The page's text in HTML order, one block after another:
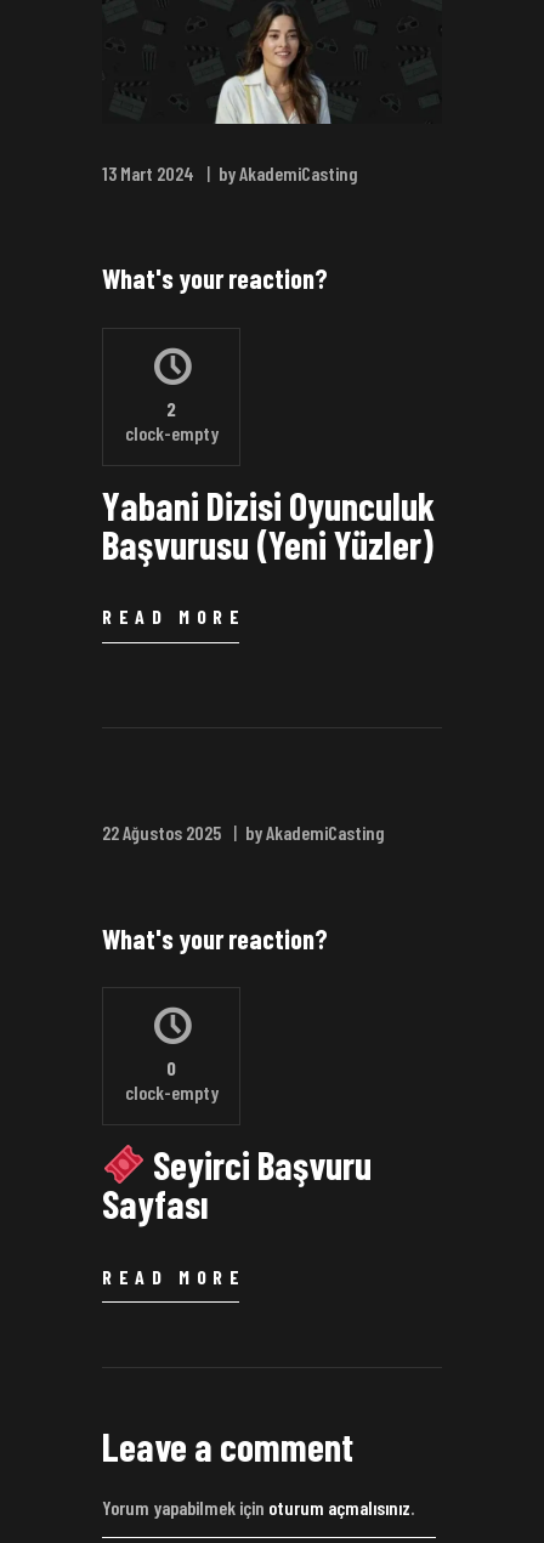
13 Mart 2024 by AkademiCasting
What's your reaction?
2
clock-empty
Yabani Dizisi Oyunculuk
Başvurusu (Yeni Yüzler)
READ MORE
22 Ağustos 2025 by AkademiCasting
What's your reaction?
0
clock-empty
Seyirci Başvuru
Sayfası
READ MORE
Leave a comment
Yorum yapabilmek için oturum açmalısınız.